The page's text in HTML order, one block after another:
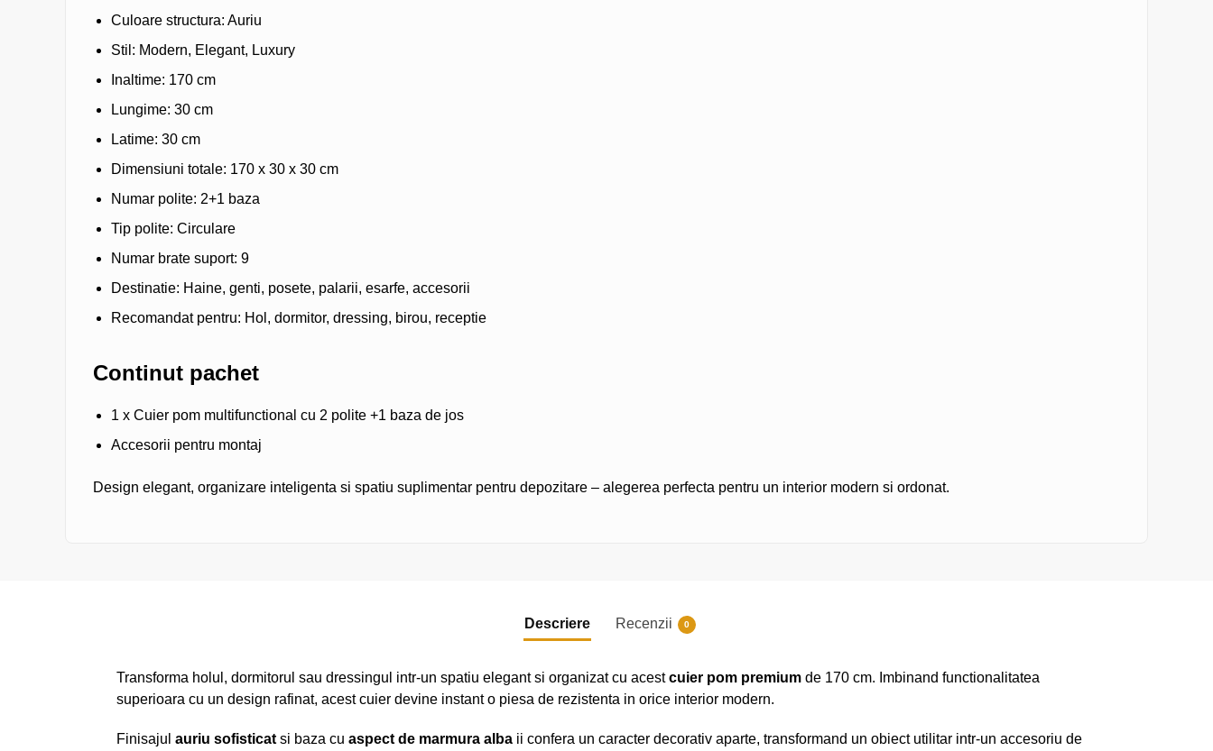
Culoare structura: Auriu
Stil: Modern, Elegant, Luxury
Inaltime: 170 cm
Lungime: 30 cm
Latime: 30 cm
Dimensiuni totale: 170 x 30 x 30 cm
Numar polite: 2+1 baza
Tip polite: Circulare
Numar brate suport: 9
Destinatie: Haine, genti, posete, palarii, esarfe, accesorii
Recomandat pentru: Hol, dormitor, dressing, birou, receptie
Continut pachet
1 x Cuier pom multifunctional cu 2 polite +1 baza de jos
Accesorii pentru montaj
Design elegant, organizare inteligenta si spatiu suplimentar pentru depozitare – alegerea perfecta pentru un interior modern si ordonat.
Descriere Recenzii 0
Transforma holul, dormitorul sau dressingul intr-un spatiu elegant si organizat cu acestcuier pom premiumde 170 cm. Imbinand functionalitatea
superioara cu un design rafinat, acest cuier devine instant o piesa de rezistenta in orice interior modern.
Finisajul auriu sofisticatsi baza cu aspect de marmura albaii confera un caracter decorativ aparte, transformand un obiect utilitar intr-un accesoriu de